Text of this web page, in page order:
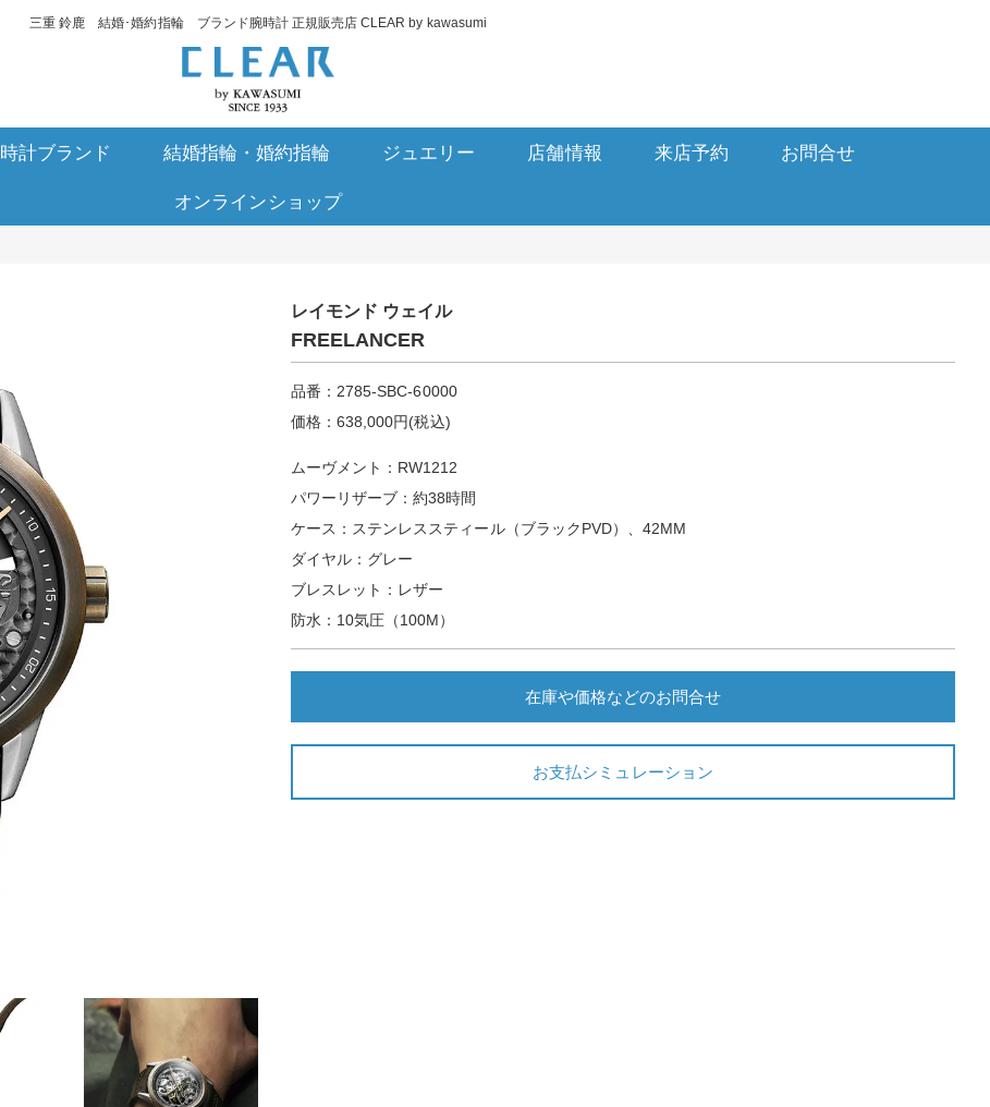
三重 鈴鹿 結婚･婚約指輪 ブランド腕時計 正規販売店 CLEAR by kawasumi
時計ブランド 結婚指輪・婚約指輪 ジュエリー 店舗情報 来店予約 お問合せ
オンラインショップ
レイモンド ウェイル
FREELANCER
品番：2785-SBC-60000
価格：638,000円(税込)
ムーヴメント：RW1212
パワーリザーブ：約38時間
ケース：ステンレススティール（ブラックPVD）、42MM
ダイヤル：グレー
ブレスレット：レザー
防水：10気圧（100M）
在庫や価格などのお問合せ
お支払シミュレーション